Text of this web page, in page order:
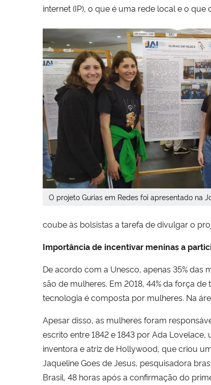
internet (IP), o que é uma rede local e o
O projeto Gurias em Redes foi apresentado na
coube às bolsistas a tarefa de divulgar o
Importância de incentivar meninas a
De acordo com a Unesco, apenas 35% das
são de mulheres. Em 2018, 44% da força
tecnologia é composta por mulheres. Na
Apesar disso, as mulheres foram
escrito entre 1842 e 1843 por Ada
inventora e atriz de Hollywood, que criou
Jaqueline Goes de Jesus, pesquisadora
Brasil, 48 horas após a confirmação do